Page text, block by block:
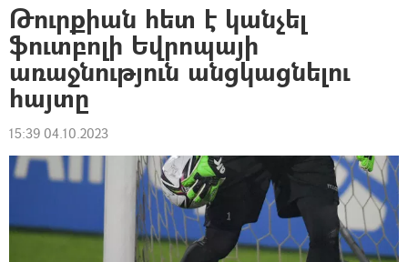
Թուրքիան հետ է կանչել
ֆուտբոլի Եվրոպայի
առաջնություն անցկացնելու
հայտը
15:39 04.10.2023